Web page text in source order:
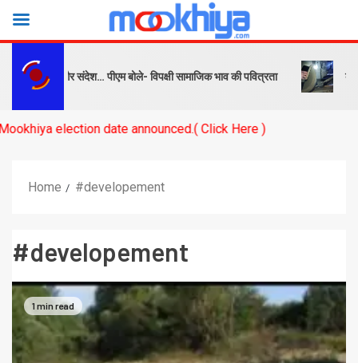
को सबक और संदेश… पीएम बोले- विपक्षी सामाजिक भाव की पवित्रता बनारस
election date announced.( Click Here )
Home #developement
#developement
1 min read